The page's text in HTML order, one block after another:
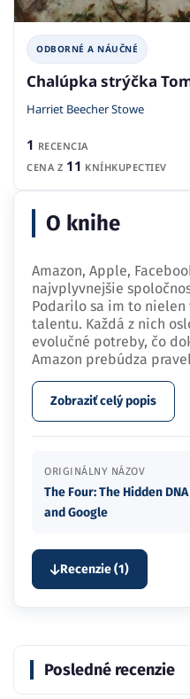
ODBORNÉ A NÁUČNÉ
Chalúpka strýčka
Harriet Beecher Stowe
1 RECENCIA
CENA Z 11 KNÍHKUPECTIEV
O knihe
Amazon, Apple,
najvplyvnejšie
Podarilo sa im to
talentu. Každá z nich
evolučné potreby, čo
Amazon prebúdza
Zobraziť celý popis
ORIGINÁLNY NÁZOV
The Four: The Hidden
and Google
Recenzie (1)
Posledné recenzie